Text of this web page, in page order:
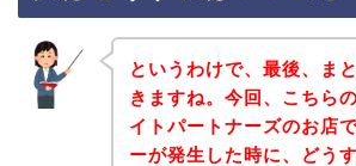
というわけで、最後、ま
きますね。今回、こちら
イトパートナーズのお店
ーが発生した時に、どう